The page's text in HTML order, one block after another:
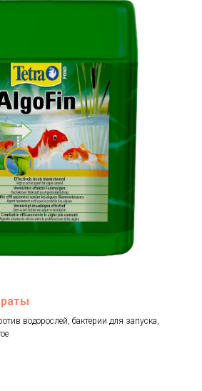
водорослей, бактерии для запуска,